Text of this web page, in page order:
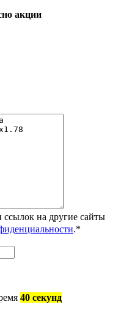
акции
ссылок на другие сайты
.*
40 секунд